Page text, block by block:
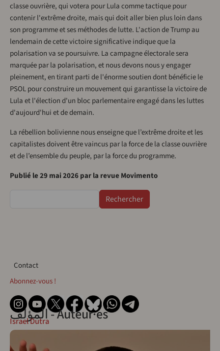
classe ouvrière, qui votera pour Lula comme tactique pour
contenir l'extrême droite, mais qui doit aller bien plus loin dans
son programme et ses méthodes de lutte. L'action de Trump au
lendemain de cette victoire significative indique que la
polarisation va se poursuivre. La campagne électorale sera
marquée par la polarisation, et nous devons nous y engager
pleinement, en tirant parti de l'énorme soutien dont bénéficie le
PSOL pour construire un mouvement qui garantisse la victoire de
Lula et l'élection d'un bloc parlementaire engagé dans les luttes
d'aujourd'hui et de demain.
La rébellion bolivienne nous enseigne que l’extrême droite et les
capitalistes doivent être vaincus par la force de la classe ouvrière
et de l’ensemble du peuple, par la force du programme.
Publié le 29 mai 2026 par la revue Movimento
Contact
Contact
Abonnez-vous !
المؤلف - Auteur·esIsrael Dutra